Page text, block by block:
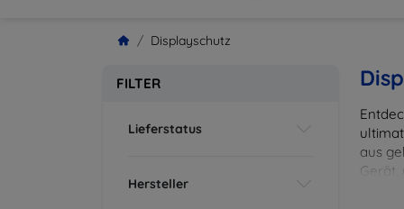
Displayschutz
FILTER
Lieferstatus
Hersteller
aus
Gerät,